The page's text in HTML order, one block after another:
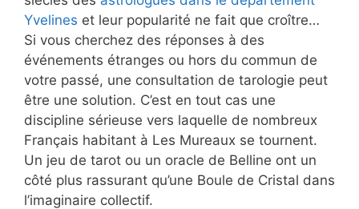
Yvelines et leur popularité ne fait que croître…
Si vous cherchez des réponses à des
événements étranges ou hors du commun de
votre passé, une consultation de tarologie peut
être une solution. C’est en tout cas une
discipline sérieuse vers laquelle de nombreux
Français habitant à Les Mureaux se tournent.
Un jeu de tarot ou un oracle de Belline ont un
côté plus rassurant qu’une Boule de Cristal dans
l’imaginaire collectif.